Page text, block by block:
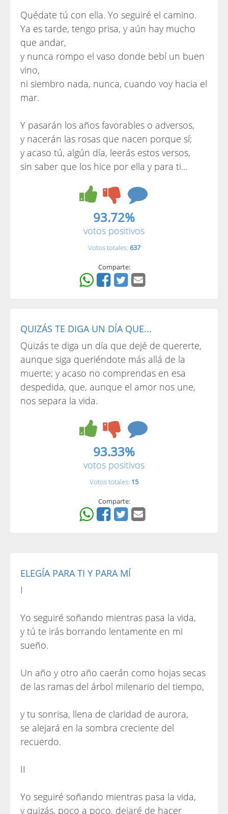
Quédate tú con ella. Yo seguiré el camino.
Ya es tarde, tengo prisa, y aún hay mucho
que andar,
y nunca rompo el vaso donde bebí un buen
vino,
ni siembro nada, nunca, cuando voy hacia el
mar.
Y pasarán los años favorables o adversos,
y nacerán las rosas que nacen porque sí;
y acaso tú, algún día, leerás estos versos,
sin saber que los hice por ella y para ti...
93.72%
votos positivos
Votos totales: 637
Comparte:
QUIZÁS TE DIGA UN DÍA QUE...
Quizás te diga un día que dejé de quererte,
aunque siga queriéndote más allá de la
muerte; y acaso no comprendas en esa
despedida, que, aunque el amor nos une,
nos separa la vida.
93.33%
votos positivos
Votos totales: 15
Comparte:
ELEGÍA PARA TI Y PARA MÍ
I
Yo seguiré soñando mientras pasa la vida,
y tú te irás borrando lentamente en mi
sueño.
Un año y otro año caerán como hojas secas
de las ramas del árbol milenario del tiempo,
y tu sonrisa, llena de claridad de aurora,
se alejará en la sombra creciente del
recuerdo.
II
Yo seguiré soñando mientras pasa la vida,
y quizás, poco a poco, dejaré de hacer